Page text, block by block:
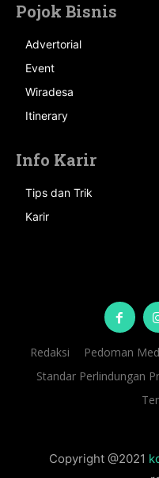
Pojok Bisnis
Advertorial
Event
Wiradesa
Itinerary
Info Karir
Tips dan Trik
Karir
Redaksi Pedoman
Standar Perlindungan
Copyright @2021